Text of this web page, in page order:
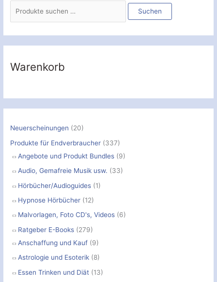
e
n
c
h
:
Suchen
Warenkorb
Neuerscheinungen (20)
Produkte für Endverbraucher (337)
Angebote und Produkt Bundles (9)
Audio, Gemafreie Musik usw. (33)
Hörbücher/Audioguides (1)
Hypnose Hörbücher (12)
Malvorlagen, Foto CD's, Videos (6)
Ratgeber E-Books (279)
Anschaffung und Kauf (9)
Astrologie und Esoterik (8)
Essen Trinken und Diät (13)